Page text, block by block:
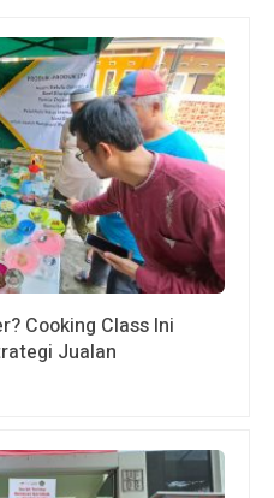
Cooking Class Ini
Jualan